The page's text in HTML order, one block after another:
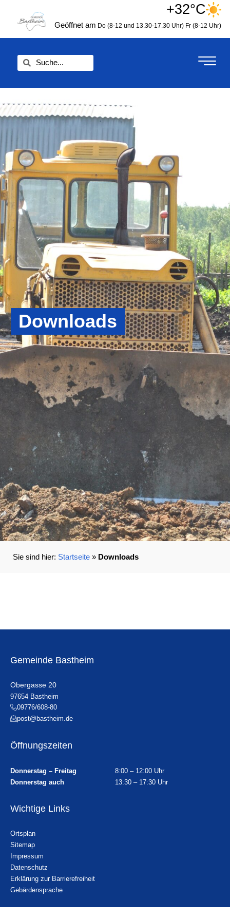
springen
+32°C
Geöffnet am Do (8-12 und 13.30-17.30 Uhr) Fr (8-12 Uhr)
Downloads
Startseite» Downloads
Gemeinde Bastheim
Obergasse 20
97654 Bastheim
09776/608-80
post@bastheim.de
Öffnungszeiten
Donnerstag – Freitag
8:00 – 12:00 Uhr
Donnerstag auch
13:30 – 17:30 Uhr
Wichtige Links
Ortsplan
Sitemap
Impressum
Datenschutz
Erklärung zur Barrierefreiheit
Gebärdensprache